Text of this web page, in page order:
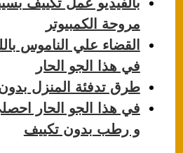
مروحة الكمبيوتر
القضاء علي الناموس
في هذا الجو الحار
طرق تدفئة المنزل
في هذا الجو الحار
و رطب بدون تكييف